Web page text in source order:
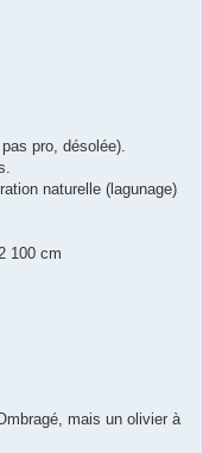
pro, désolée).
naturelle (lagunage)
100 cm
mais un olivier à